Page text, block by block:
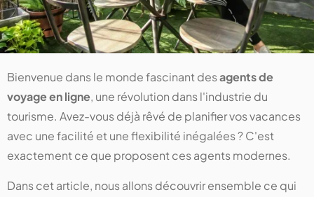
Bienvenue dans le monde fascinant desagents de
voyage en ligne, une révolution dans l'industrie du
tourisme. Avez-vous déjà rêvé de planifier vos vacances
avec une facilité et une flexibilité inégalées ? C'est
exactement ce que proposent ces agents modernes.
Dans cet article, nous allons découvrir ensemble ce qui